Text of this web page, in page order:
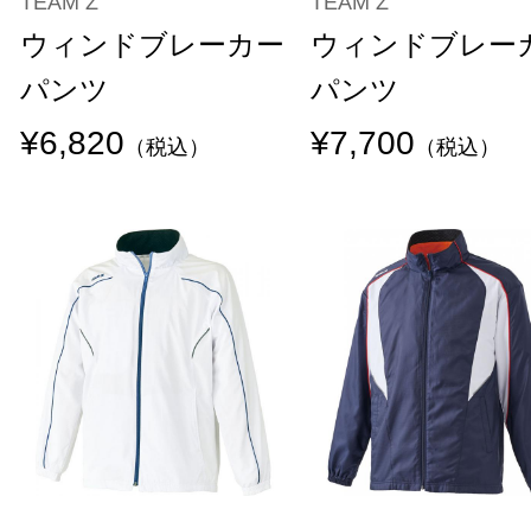
ウィンドブレーカー
パンツ
¥6,820 （税込）
ウィンドブレー
パンツ
¥7,700 （税込）